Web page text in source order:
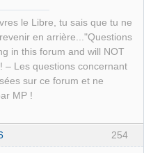
le Libre, tu sais que tu ne
en arrière..."Questions
in this forum and will NOT
– Les questions concernant
sur ce forum et ne
MP !
254